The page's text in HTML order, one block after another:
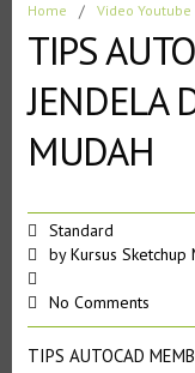
Home / Video Youtube
TIPS
JENDELA
MUDAH
Standard
byKursus Sketchup
No Comments
TIPS AUTOCAD